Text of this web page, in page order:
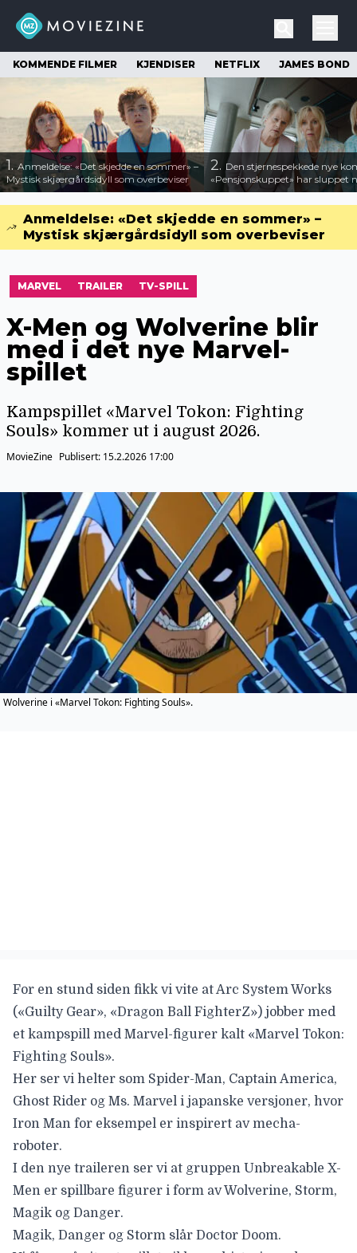
KOMMENDE FILMER KJENDISER NETFLIX JAMES BOND
1.Anmeldelse: «Det skjedde en sommer» –
Mystisk skjærgårdsidyll som overbeviser
2. Den stjernespekkede nye
«Pensjonskuppet» har sluppet
Anmeldelse: «Det skjedde en sommer» –
Mystisk skjærgårdsidyll som overbeviser
MARVEL TRAILER TV-SPILL
X-Men og Wolverine blir
med i det nye Marvel-
spillet
Kampspillet «Marvel Tokon: Fighting
Souls» kommer ut i august 2026.
MovieZine Publisert: 15.2.2026 17:00
Wolverine i «Marvel Tokon: Fighting Souls».
For en stund siden fikk vi vite at Arc System Works
(«Guilty Gear», «Dragon Ball FighterZ») jobber med
et kampspill med Marvel-figurer kalt «Marvel Tokon:
Fighting Souls».
Her ser vi helter som Spider-Man, Captain America,
Ghost Rider og Ms. Marvel i japanske versjoner, hvor
Iron Man for eksempel er inspirert av mecha-
roboter.
I den nye traileren ser vi at gruppen Unbreakable X-
Men er spillbare figurer i form av Wolverine, Storm,
Magik og Danger.
Magik, Danger og Storm slår Doctor Doom.